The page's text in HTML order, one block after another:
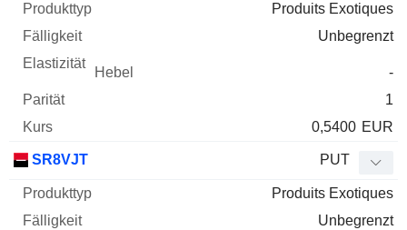
Produits Exotiques
Unbegrenzt
-
1
0,5400 EUR
SR8VJT PUT
Produits Exotiques
Unbegrenzt